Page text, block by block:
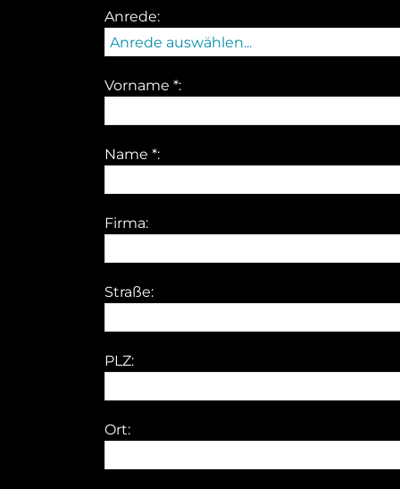
Anrede:
Anrede auswählen...
Vorname *:
Name *:
Firma:
Straße:
PLZ:
Ort: